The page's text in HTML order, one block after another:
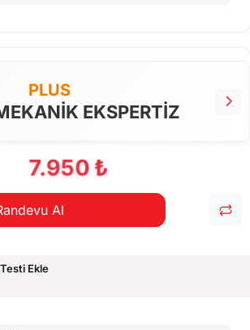
PLUS
EKSPERTİZ
7.950 ₺
Al
Ekle